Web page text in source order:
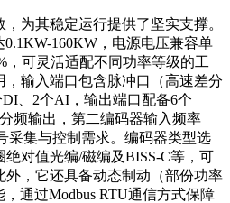
其稳定运行提供了坚实支撑。
160KW，电源电压兼容单
，可灵活适配不同功率等级的工
输入端口包含脉冲口（高速差分
、2个AI，输出端口配备6个
频输出，第二编码器输入频率
采集与控制需求。编码器类型选
对值光编/磁编及BISS-C等，可
，它还具备动态制动（部份功率
通过Modbus RTU通信方式保障